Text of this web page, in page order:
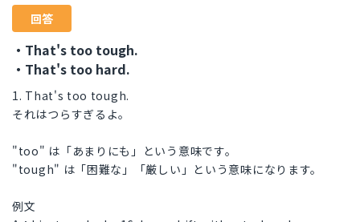
回答
・That's too tough.
・That's too hard.
1. That's too tough.
それはつらすぎるよ。
"too" は「あまりにも」という意味です。
"tough" は「困難な」「厳しい」という意味になります。
例文